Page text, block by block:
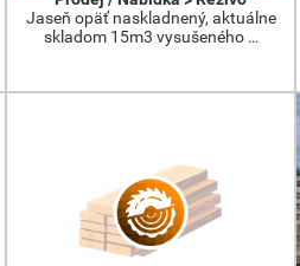
Jaseň opäť naskladnený, aktuálne
skladom 15m3 vysušeného …